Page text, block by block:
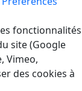
fonctionnalités
site (Google
Vimeo,
des cookies à